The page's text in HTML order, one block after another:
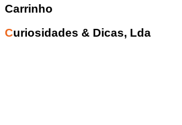
Carrinho
Curiosidades & Dicas, Lda